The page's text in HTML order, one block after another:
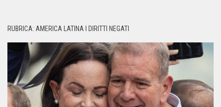
RUBRICA: AMERICA LATINA I DIRITTI NEGATI